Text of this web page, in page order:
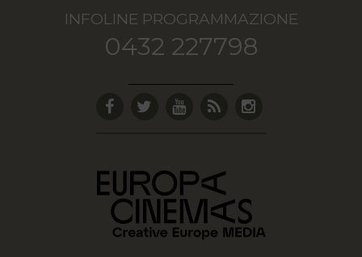
INFOLINE PROGRAMMAZIONE
0432 227798